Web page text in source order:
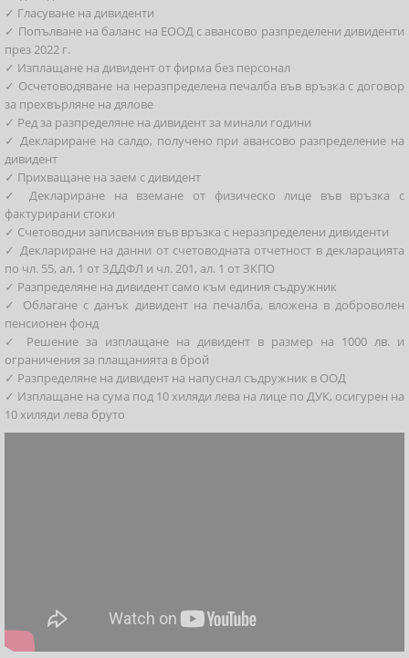
✓ Гласуване на дивиденти
✓ Попълване на баланс на ЕООД с авансово разпределени дивиденти
през 2022 г.
✓ Изплащане на дивидент от фирма без персонал
✓ Осчетоводяване на неразпределена печалба във връзка с договор
за прехвърляне на дялове
✓ Ред за разпределяне на дивидент за минали години
✓ Деклариране на салдо, получено при авансово разпределение на
дивидент
✓ Прихващане на заем с дивидент
✓ Деклариране на вземане от физическо лице във връзка с
фактурирани стоки
✓ Счетоводни записвания във връзка с неразпределени дивиденти
✓ Деклариране на данни от счетоводната отчетност в декларацията
по чл. 55, ал. 1 от ЗДДФЛ и чл. 201, ал. 1 от ЗКПО
✓ Разпределяне на дивидент само към единия съдружник
✓ Облагане с данък дивидент на печалба, вложена в доброволен
пенсионен фонд
✓ Решение за изплащане на дивидент в размер на 1000 лв. и
ограничения за плащанията в брой
✓ Разпределяне на дивидент на напуснал съдружник в ООД
✓ Изплащане на сума под 10 хиляди лева на лице по ДУК, осигурен на
10 хиляди лева бруто